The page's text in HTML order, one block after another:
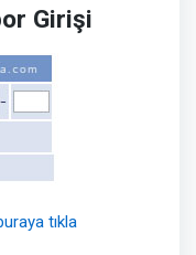
Girişi
tıkla